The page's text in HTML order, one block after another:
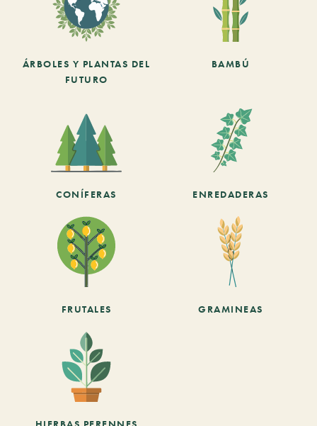
ÁRBOLES Y PLANTAS DEL
FUTURO
BAMBÚ
CONÍFERAS ENREDADERAS
FRUTALES GRAMINEAS